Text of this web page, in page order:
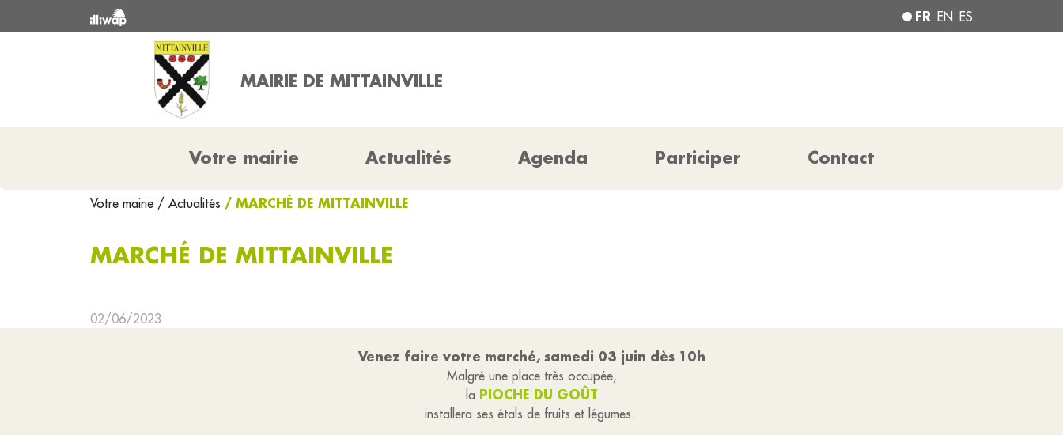
FR EN ES
MAIRIE DE MITTAINVILLE
Votre mairie Actualités Agenda Participer Contact
Votre mairie / Actualités / MARCHÉ DE MITTAINVILLE
MARCHÉ DE MITTAINVILLE
02/06/2023
Venez faire votre marché, samedi 03 juin dès 10h
Malgré une place très occupée,
la PIOCHE DU GOÛT
installera ses étals de fruits et légumes.